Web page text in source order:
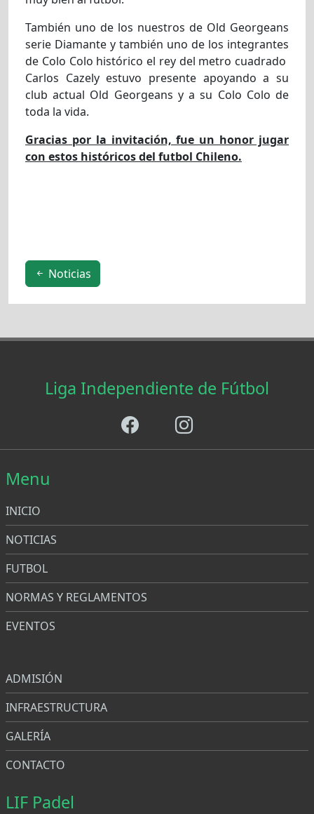
También uno de los nuestros de Old Georgeans
serie Diamante y también uno de los integrantes
de Colo Colo histórico el rey del metro cuadrado
Carlos Cazely estuvo presente apoyando a su
club actual Old Georgeans y a su Colo Colo de
toda la vida.
Gracias por la invitación, fue un honor jugar
con estos históricos del futbol Chileno.
Noticias
Liga Independiente de Fútbol
Menu
INICIO
NOTICIAS
FUTBOL
NORMAS Y REGLAMENTOS
EVENTOS
ADMISIÓN
INFRAESTRUCTURA
GALERÍA
CONTACTO
LIF Padel